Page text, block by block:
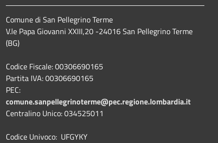
Comune di San Pellegrino Terme
V.le Papa Giovanni XXIII,20 -24016 San Pellegrino Terme
(BG)
Codice Fiscale: 00306690165
Partita IVA: 00306690165
PEC:
comune.sanpellegrinoterme@pec.regione.lombardia.it
Centralino Unico: 034525011
Codice Univoco: UFGYKY